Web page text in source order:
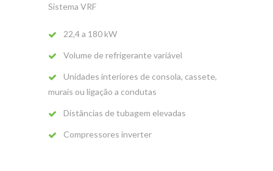
Sistema VRF
22,4 a 180 kW
Volume de refrigerante variável
Unidades interiores de consola, cassete,
murais ou ligação a condutas
Distâncias de tubagem elevadas
Compressores inverter